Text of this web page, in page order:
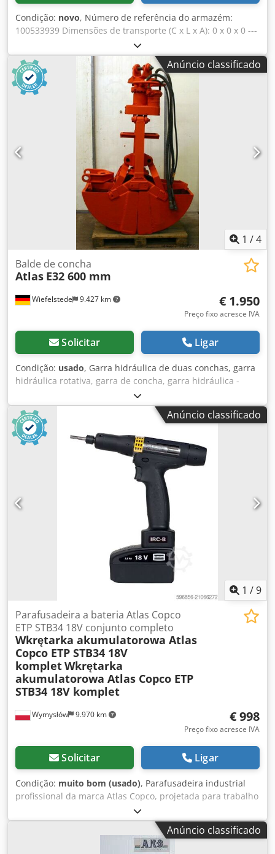
Condição: novo, Número de referência do armazém:
100533939 Dimensões de transporte (C x L x A): 0 x 0 x 0 ---
- Vendido! Peso: 24-25 kg Comprimento: 877-927 mm
Profundidade: 358 mm Largura nas pegas: 623 mm
Energia de impacto: 60 Joules Frequência de impacto: 1440
bpm Codpfx Aiszky Tcj Asrf
Anúncio classificado
1 /4
Wiefelstede 9.427 km
Balde de concha
Atlas E32 600 mm
€ 1.950
Preço fixo acresce IVA
Solicitar Ligar
Condição: usado, Garra hidráulica de duas conchas, garra
hidráulica rotativa, garra de concha, garra hidráulica -
Largura da concha: 600 mm -Comprimento da concha
fechada: 1.400 mm -Altura total: 2.200 mm Crsdsb A
Huijpfx Ai Aof
Anúncio classificado
1 /9
Wymysłów 9.970 km
Parafusadeira a bateria Atlas Copco
ETP STB34 18V conjunto completo
Wkrętarka akumulatorowa Atlas
Copco ETP STB34 18V
kompletWkrętarka
akumulatorowa Atlas Copco ETP
STB34 18V komplet
€ 998
Preço fixo acresce IVA
Solicitar Ligar
Condição: muito bom (usado), Parafusadeira industrial
profissional da marca Atlas Copco, projetada para trabalho
contínuo em linhas de montagem e aplicações de
produção. Equipamento de padrão industrial – não é
produto de varejo. Dados e informações: • Modelo: ETP
STB34-06-106 • Alimentação: 18V CC • País de fabricação:
Anúncio classificado